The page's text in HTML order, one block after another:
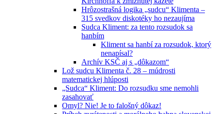
Hrôzostrašná logika „sudcu“ Klimenta –
315 svedkov diskotéky ho nezaujíma
Sudca Kliment: za tento rozsudok sa
hanbím
Kliment sa hanbí za rozsudok, ktorý
nenapísal?
Archív KSČ aj s „dôkazom“
Lož sudcu Klimenta č. 28 – múdrosti
matematickej hlúposti
„Sudca“ Kliment: Do rozsudku sme nemohli
zasahovať
Omyl? Nie! Je to falošný dôkaz!